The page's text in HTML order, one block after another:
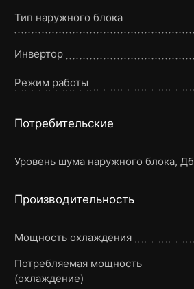
Тип наружного блока
Инвертор
Режим работы
Потребительские
Уровень шума наружного блока, Дб
Производительность
Мощность охлаждения
Потребляемая мощность
(охлаждение)